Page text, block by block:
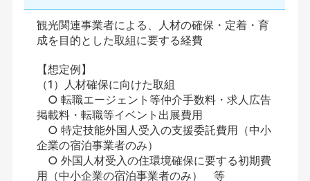
観光関連事業者による、人材の確保・定着・育
成を目的とした取組に要する経費
【想定例】
（1）人材確保に向けた取組
○ 転職エージェント等仲介手数料・求人広告
掲載料・転職等イベント出展費用
○ 特定技能外国人受入の支援委託費用（中小
企業の宿泊事業者のみ）
○ 外国人材受入の住環境確保に要する初期費
用（中小企業の宿泊事業者のみ） 等